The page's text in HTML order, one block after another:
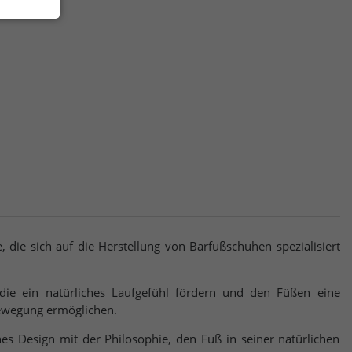
die sich auf die Herstellung von Barfußschuhen spezialisiert
ein natürliches Laufgefühl fördern und den Füßen eine
ermöglichen.
Design mit der Philosophie, den Fuß in seiner natürlichen